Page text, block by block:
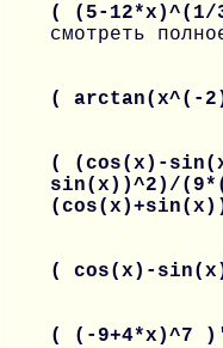
( (5-
смотреть
( arctan(x^(-
( (cos(x)-
sin(x))^2)/
( cos(x)-
( (-9+4*x)^7